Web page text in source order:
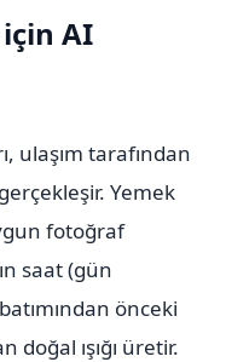
AI
ulaşım tarafından
Yemek
fotoğraf
saat (gün
önceki
ışığı üretir.